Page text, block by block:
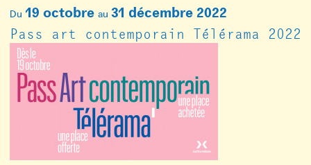
Du 19 octobre au 31 décembre 2022
Pass art contemporain Télérama 2022